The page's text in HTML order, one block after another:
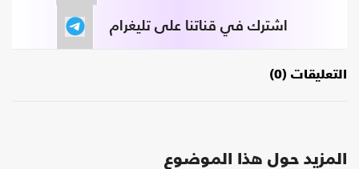
اشترك في قناتنا على تليغرام
التعليقات (0)
المزيد حول هذا الموضوع